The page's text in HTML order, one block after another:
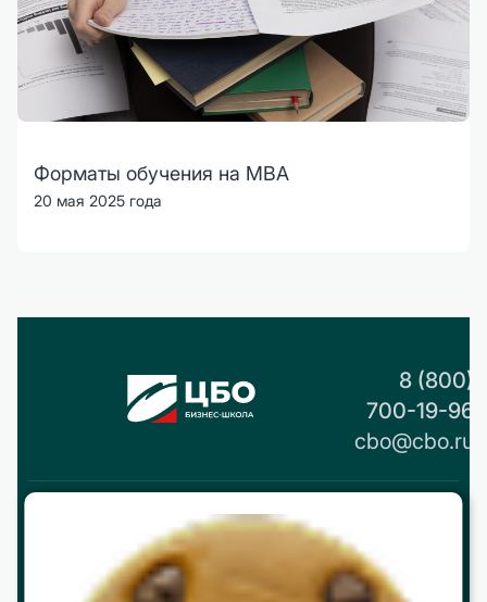
Форматы обучения на MBA
20 мая 2025 года
8 (800)
700-19-96
cbo@cbo.ru